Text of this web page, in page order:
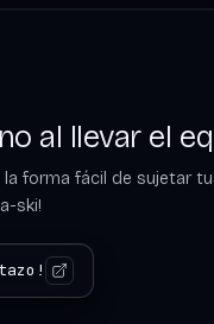
al llevar el
la forma fácil de sujetar
ski!